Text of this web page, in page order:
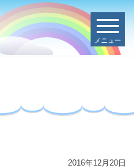
メニュー
2016年12月20日